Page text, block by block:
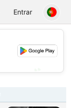
Entrar